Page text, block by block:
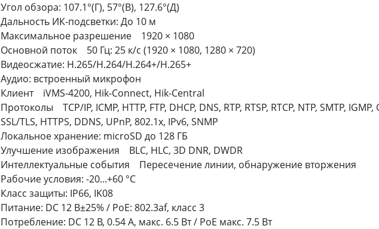
Угол обзора: 107.1°(Г), 57°(В), 127.6°(Д)
Дальность ИК-подсветки: До 10 м
Максимальное разрешение 1920 × 1080
Основной поток 50 Гц: 25 к/с (1920 × 1080, 1280 × 720)
Видеосжатие: H.265/H.264/H.264+/H.265+
Аудио: встроенный микрофон
Клиент iVMS-4200, Hik-Connect, Hik-Central
Протоколы TCP/IP, ICMP, HTTP, FTP, DHCP, DNS, RTP, RTSP, RTCP, NTP, SMTP,
SSL/TLS, HTTPS, DDNS, UPnP, 802.1x, IPv6, SNMP
Локальное хранение: microSD до 128 ГБ
Улучшение изображения BLC, HLC, 3D DNR, DWDR
Интеллектуальные события Пересечение линии, обнаружение вторжения
Рабочие условия: -20...+60 °C
Класс защиты: IP66, IK08
Питание: DC 12 В±25% / PoE: 802.3af, класс 3
Потребление: DC 12 В, 0.54 A, макс. 6.5 Вт / PoE макс. 7.5 Вт